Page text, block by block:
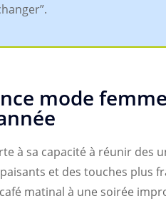
mode
à sa capacité à réunir des
et des touches plus
matinal à une soirée